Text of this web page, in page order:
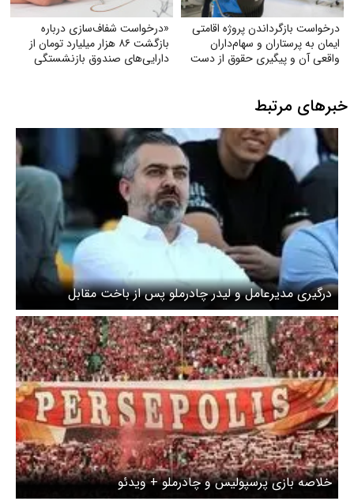
درخواست بازگرداندن پروژه اقامتی
ایمان به پرستاران و سهام‌داران
واقعی آن و پیگیری حقوق از دست
«درخواست شفاف‌سازی درباره
بازگشت ۸۶ هزار میلیارد تومان از
دارایی‌های صندوق بازنشستگی
خبرهای مرتبط
درگیری مدیرعامل و لیدر چادرملو پس از باخت مقابل
پرسپولیس + ویدئو
خلاصه بازی پرسپولیس و چادرملو + ویدئو